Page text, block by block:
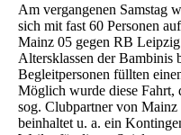
Am vergangenen Samstag
sich mit fast 60 Personen
Mainz 05 gegen RB
Altersklassen der Bambinis
Begleitpersonen füllten
Möglich wurde diese Fahrt,
sog. Clubpartner von Mainz
beinhaltet u. a. ein